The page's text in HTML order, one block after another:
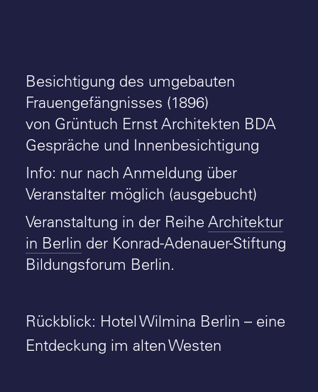
Besichtigung des umgebauten
Frauengefängnisses (1896)
von Grüntuch Ernst Architekten BDA
Gespräche und Innenbesichtigung
Info: nur nach Anmeldung über
Veranstalter möglich (ausgebucht)
Veranstaltung in der Reihe Architektur
in Berlin der Konrad-Adenauer-Stiftung
Bildungsforum Berlin.
Rückblick: Hotel Wilmina Berlin – eine
Entdeckung im alten Westen